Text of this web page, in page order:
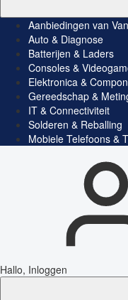
Aanbiedingen van
Auto & Diagnose
Batterijen & Laders
Consoles &
Elektronica &
Gereedschap &
IT & Connectiviteit
Solderen & Reballing
Mobiele Telefoons &
Hallo, Inloggen